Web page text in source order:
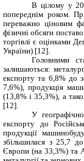
В цілому у
попереднім роком.
переважно ціновим
фізичні обсяги
торгівлі є оцінками
України) [12]
Головними
залишаються:
експорту та 6,8% до
7,6%), продукція
(13,8% і 35,3%), а
[12]
У
експорту до
продукції
збільшилася з 25,7
Європи (на 33,3%) та